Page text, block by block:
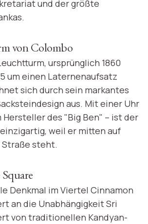
und der größte
von Colombo
ursprünglich 1860
um einen Laternenaufsatz
sich durch sein markantes
aus. Mit einer Uhr
des "Big Ben" – ist der
weil er mitten auf
steht.
Denkmal im Viertel Cinnamon
an die Unabhängigkeit Sri
von traditionellen Kandyan-